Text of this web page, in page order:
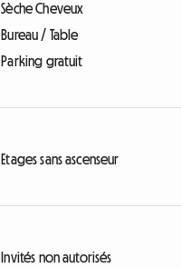
Sèche Cheveux
Bureau / Table
Parking gratuit
Etages sans ascenseur
Invités non autorisés